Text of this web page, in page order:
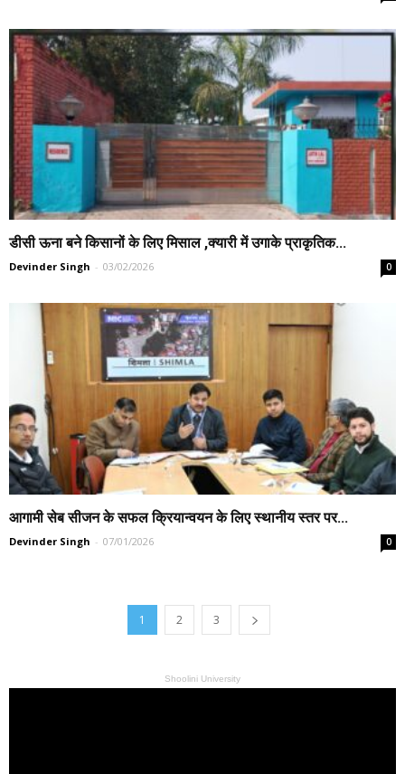
डीसी ऊना बने किसानों के लिए मिसाल ,क्यारी में उगाके प्राकृतिक...
Devinder Singh - 03/02/2026 0
आगामी सेब सीजन के सफल क्रियान्वयन के लिए स्थानीय स्तर पर...
Devinder Singh - 07/01/2026 0
1 2 3
Shoolini University